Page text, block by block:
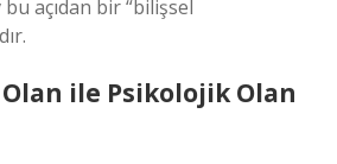
açıdan bir “bilişsel
Olan ile Psikolojik Olan